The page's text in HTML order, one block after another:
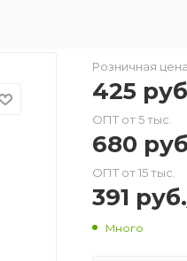
Розничная цена
425
ОПТ от 5 тыс.
680
ОПТ от 15 тыс.
391 руб.
Много